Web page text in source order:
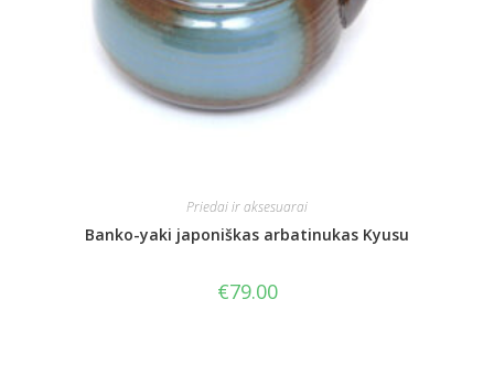
Priedai ir aksesuarai
Banko-yaki japoniškas arbatinukas Kyusu
€79.00